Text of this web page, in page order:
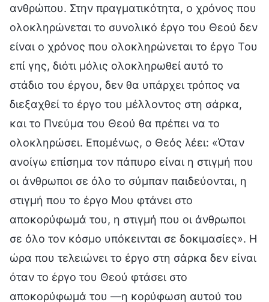
ανθρώπου. Στην πραγματικότητα, ο χρόνος που
ολοκληρώνεται το συνολικό έργο του Θεού δεν
είναι ο χρόνος που ολοκληρώνεται το έργο Του
επί γης, διότι μόλις ολοκληρωθεί αυτό το
στάδιο του έργου, δεν θα υπάρχει τρόπος να
διεξαχθεί το έργο του μέλλοντος στη σάρκα,
και το Πνεύμα του Θεού θα πρέπει να το
ολοκληρώσει. Επομένως, ο Θεός λέει: «Όταν
ανοίγω επίσημα τον πάπυρο είναι η στιγμή που
οι άνθρωποι σε όλο το σύμπαν παιδεύονται, η
στιγμή που το έργο Μου φτάνει στο
αποκορύφωμά του, η στιγμή που οι άνθρωποι
σε όλο τον κόσμο υπόκεινται σε δοκιμασίες». Η
ώρα που τελειώνει το έργο στη σάρκα δεν είναι
όταν το έργο του Θεού φτάσει στο
αποκορύφωμά του —η κορύφωση αυτού του